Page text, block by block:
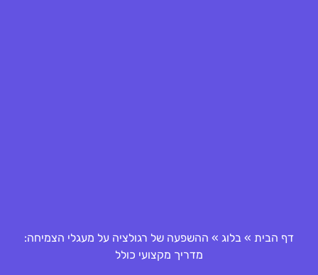
דף הבית » בלוג » ההשפעה של רגולציה על מעגלי הצמיחה:
מדריך מקצועי כולל